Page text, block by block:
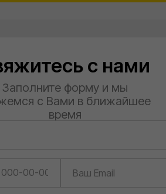
с нами
Заполните форму и мы
с Вами в ближайшее
время